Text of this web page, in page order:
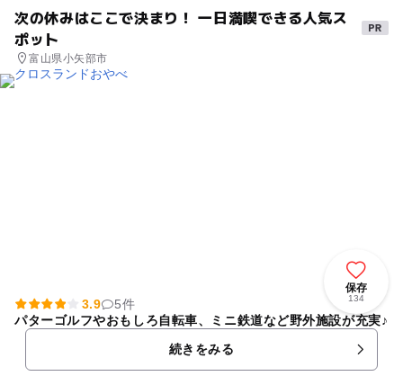
次の休みはここで決まり！ 一日満喫できる人気ス
ポット
富山県小矢部市
保存
134
3.9
5件
パターゴルフやおもしろ自転車、ミニ鉄道など野外施設が充実♪
続きをみる